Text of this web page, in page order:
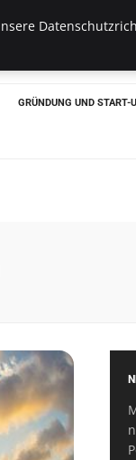
GRÜNDUNG UND START-